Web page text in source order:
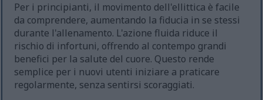
Per i principianti, il movimento dell'ellittica è facile
da comprendere, aumentando la fiducia in se stessi
durante l'allenamento. L'azione fluida riduce il
rischio di infortuni, offrendo al contempo grandi
benefici per la salute del cuore. Questo rende
semplice per i nuovi utenti iniziare a praticare
regolarmente, senza sentirsi scoraggiati.